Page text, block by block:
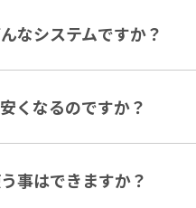
なシステムですか？
くなるのですか？
事はできますか？